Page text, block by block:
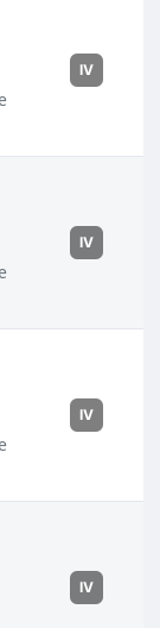
IV
IV
IV
IV